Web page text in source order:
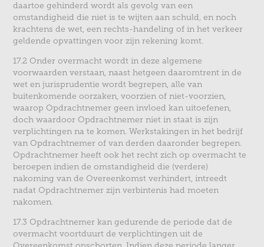
daartoe gehinderd wordt als gevolg van een
omstandigheid die niet is te wijten aan schuld, en noch
krachtens de wet, een rechts-handeling of in het verkeer
geldende opvattingen voor zijn rekening komt.
17.2 Onder overmacht wordt in deze algemene
voorwaarden verstaan, naast hetgeen daaromtrent in de
wet en jurisprudentie wordt begrepen, alle van
buitenkomende oorzaken, voorzien of niet-voorzien,
waarop Opdrachtnemer geen invloed kan uitoefenen,
doch waardoor Opdrachtnemer niet in staat is zijn
verplichtingen na te komen. Werkstakingen in het bedrijf
van Opdrachtnemer of van derden daaronder begrepen.
Opdrachtnemer heeft ook het recht zich op overmacht te
beroepen indien de omstandigheid die (verdere)
nakoming van de Overeenkomst verhindert, intreedt
nadat Opdrachtnemer zijn verbintenis had moeten
nakomen.
17.3 Opdrachtnemer kan gedurende de periode dat de
overmacht voortduurt de verplichtingen uit de